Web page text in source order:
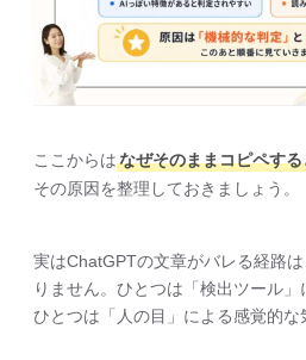
ここからはなぜそのままコピペす
その原因を整理しておきましょう。
実はChatGPTの文章がバレる経路
りません。ひとつは「検出ツール
ひとつは「人の目」による感覚的な